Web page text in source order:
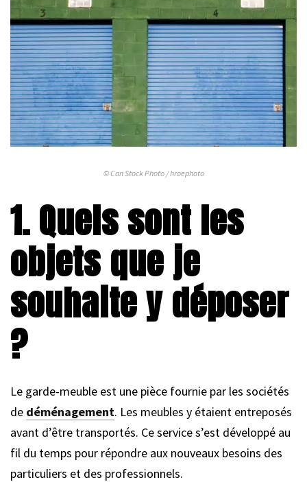
© Can Stock Photo / hroephoto
1. Quels sont les
objets que je
souhaite y déposer
?
Le garde-meuble est une pièce fournie par les sociétés
de déménagement. Les meubles y étaient entreposés
avant d’être transportés. Ce service s’est développé au
fil du temps pour répondre aux nouveaux besoins des
particuliers et des professionnels.